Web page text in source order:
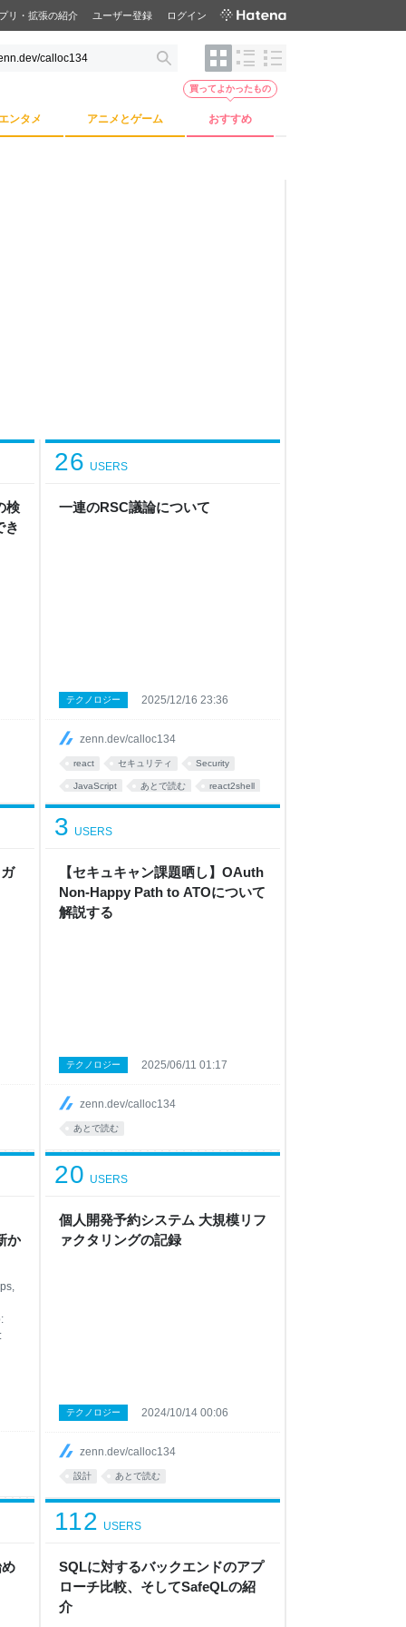
リ・拡張の紹介 ユーザー登録 ログイン
ンタメ アニメとゲーム おすすめ
買ってよかったもの
検
き
一連のRSC議論について
26 USERS
zenn.dev/calloc134
テクノロジー 2025/12/16 23:36
react セキュリティ Security
JavaScript あとで読む react2shell
【セキュキャン課題晒し】OAuth
Non-Happy Path to ATOについて
解説する
3 USERS
zenn.dev/calloc134
テクノロジー 2025/06/11 01:17
あとで読む
か
個人開発予約システム 大規模リフ
ァクタリングの記録
20 USERS
zenn.dev/calloc134
テクノロジー 2024/10/14 00:06
設計 あとで読む
SQLに対するバックエンドのアプ
ローチ比較、そしてSafeQLの紹
介
112 USERS